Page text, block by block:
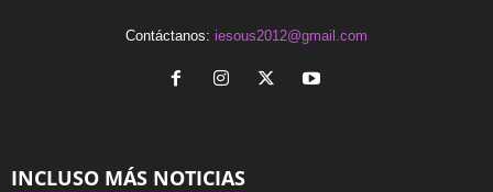
Contáctanos: iesous2012@gmail.com
INCLUSO MÁS NOTICIAS